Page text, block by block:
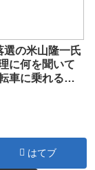
選の米山隆一氏
に何を聞いて
車に乗れるか
はてブ